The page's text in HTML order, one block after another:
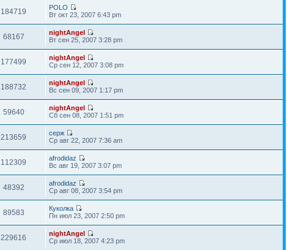
184719
POLO
Вт окт 23, 2007 6:43 pm
68167
nightAngel
Вт сен 25, 2007 3:28 pm
177499
nightAngel
Ср сен 12, 2007 3:08 pm
188732
nightAngel
Вс сен 09, 2007 1:17 pm
59640
nightAngel
Сб сен 08, 2007 1:51 pm
213659
серж
Ср авг 22, 2007 7:36 am
112309
afrodidaz
Вс авг 19, 2007 3:07 pm
48392
afrodidaz
Ср авг 08, 2007 3:54 pm
89583
Куколка
Пн июл 23, 2007 2:50 pm
229616
nightAngel
Ср июл 18, 2007 4:23 pm